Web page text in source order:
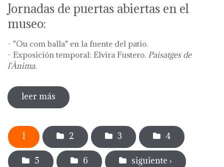
Jornadas de puertas abiertas en el
museo:
- "Ou com balla" en la fuente del patio.
- Exposición temporal: Elvira Fustero. Paisatges de
l'Ànima.
leer más sobre diada de la flor - l'ou com balla a la
font
Páginas
1 2 3 4
5 6 siguiente ›